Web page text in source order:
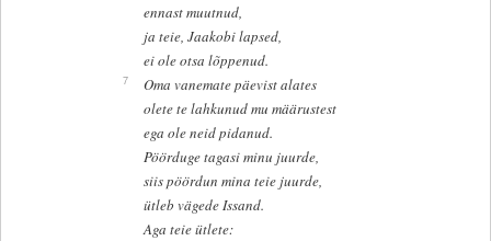
ennast muutnud,
ja teie, Jaakobi lapsed,
ei ole otsa lõppenud.
7
Oma vanemate päevist alates
olete te lahkunud mu määrustest
ega ole neid pidanud.
Pöörduge tagasi minu juurde,
siis pöördun mina teie juurde,
ütleb vägede Issand.
Aga teie ütlete: